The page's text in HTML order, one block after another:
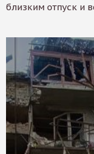
близким отпуск и